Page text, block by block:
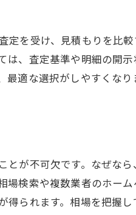
コミや評判で選ぶ買取サ
心感を重視した買取店の
取サービス利用前に確認
手数料無料が買取金額に与
取手数料無料でも価格が
場より低い買取価格の見抜
を受け、見積もりを比
、査定基準や明細の開
適な選択がしやすくな
が不可欠です。なぜな
検索や複数業者のホー
られます。相場を把握